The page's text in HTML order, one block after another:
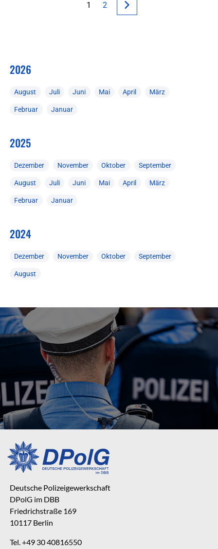
1 2
2026
August Juli Juni Mai April März
Februar Januar
2025
Dezember November Oktober September
August Juli Juni Mai April März
Februar Januar
2024
Dezember November Oktober September
August
Deutsche Polizeigewerkschaft
DPolG im DBB
Friedrichstraße 169
10117 Berlin
Tel. +49 30 40816550